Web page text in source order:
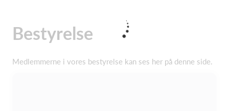
Bestyrelse
Medlemmerne i vores bestyrelse kan ses her på denne side.